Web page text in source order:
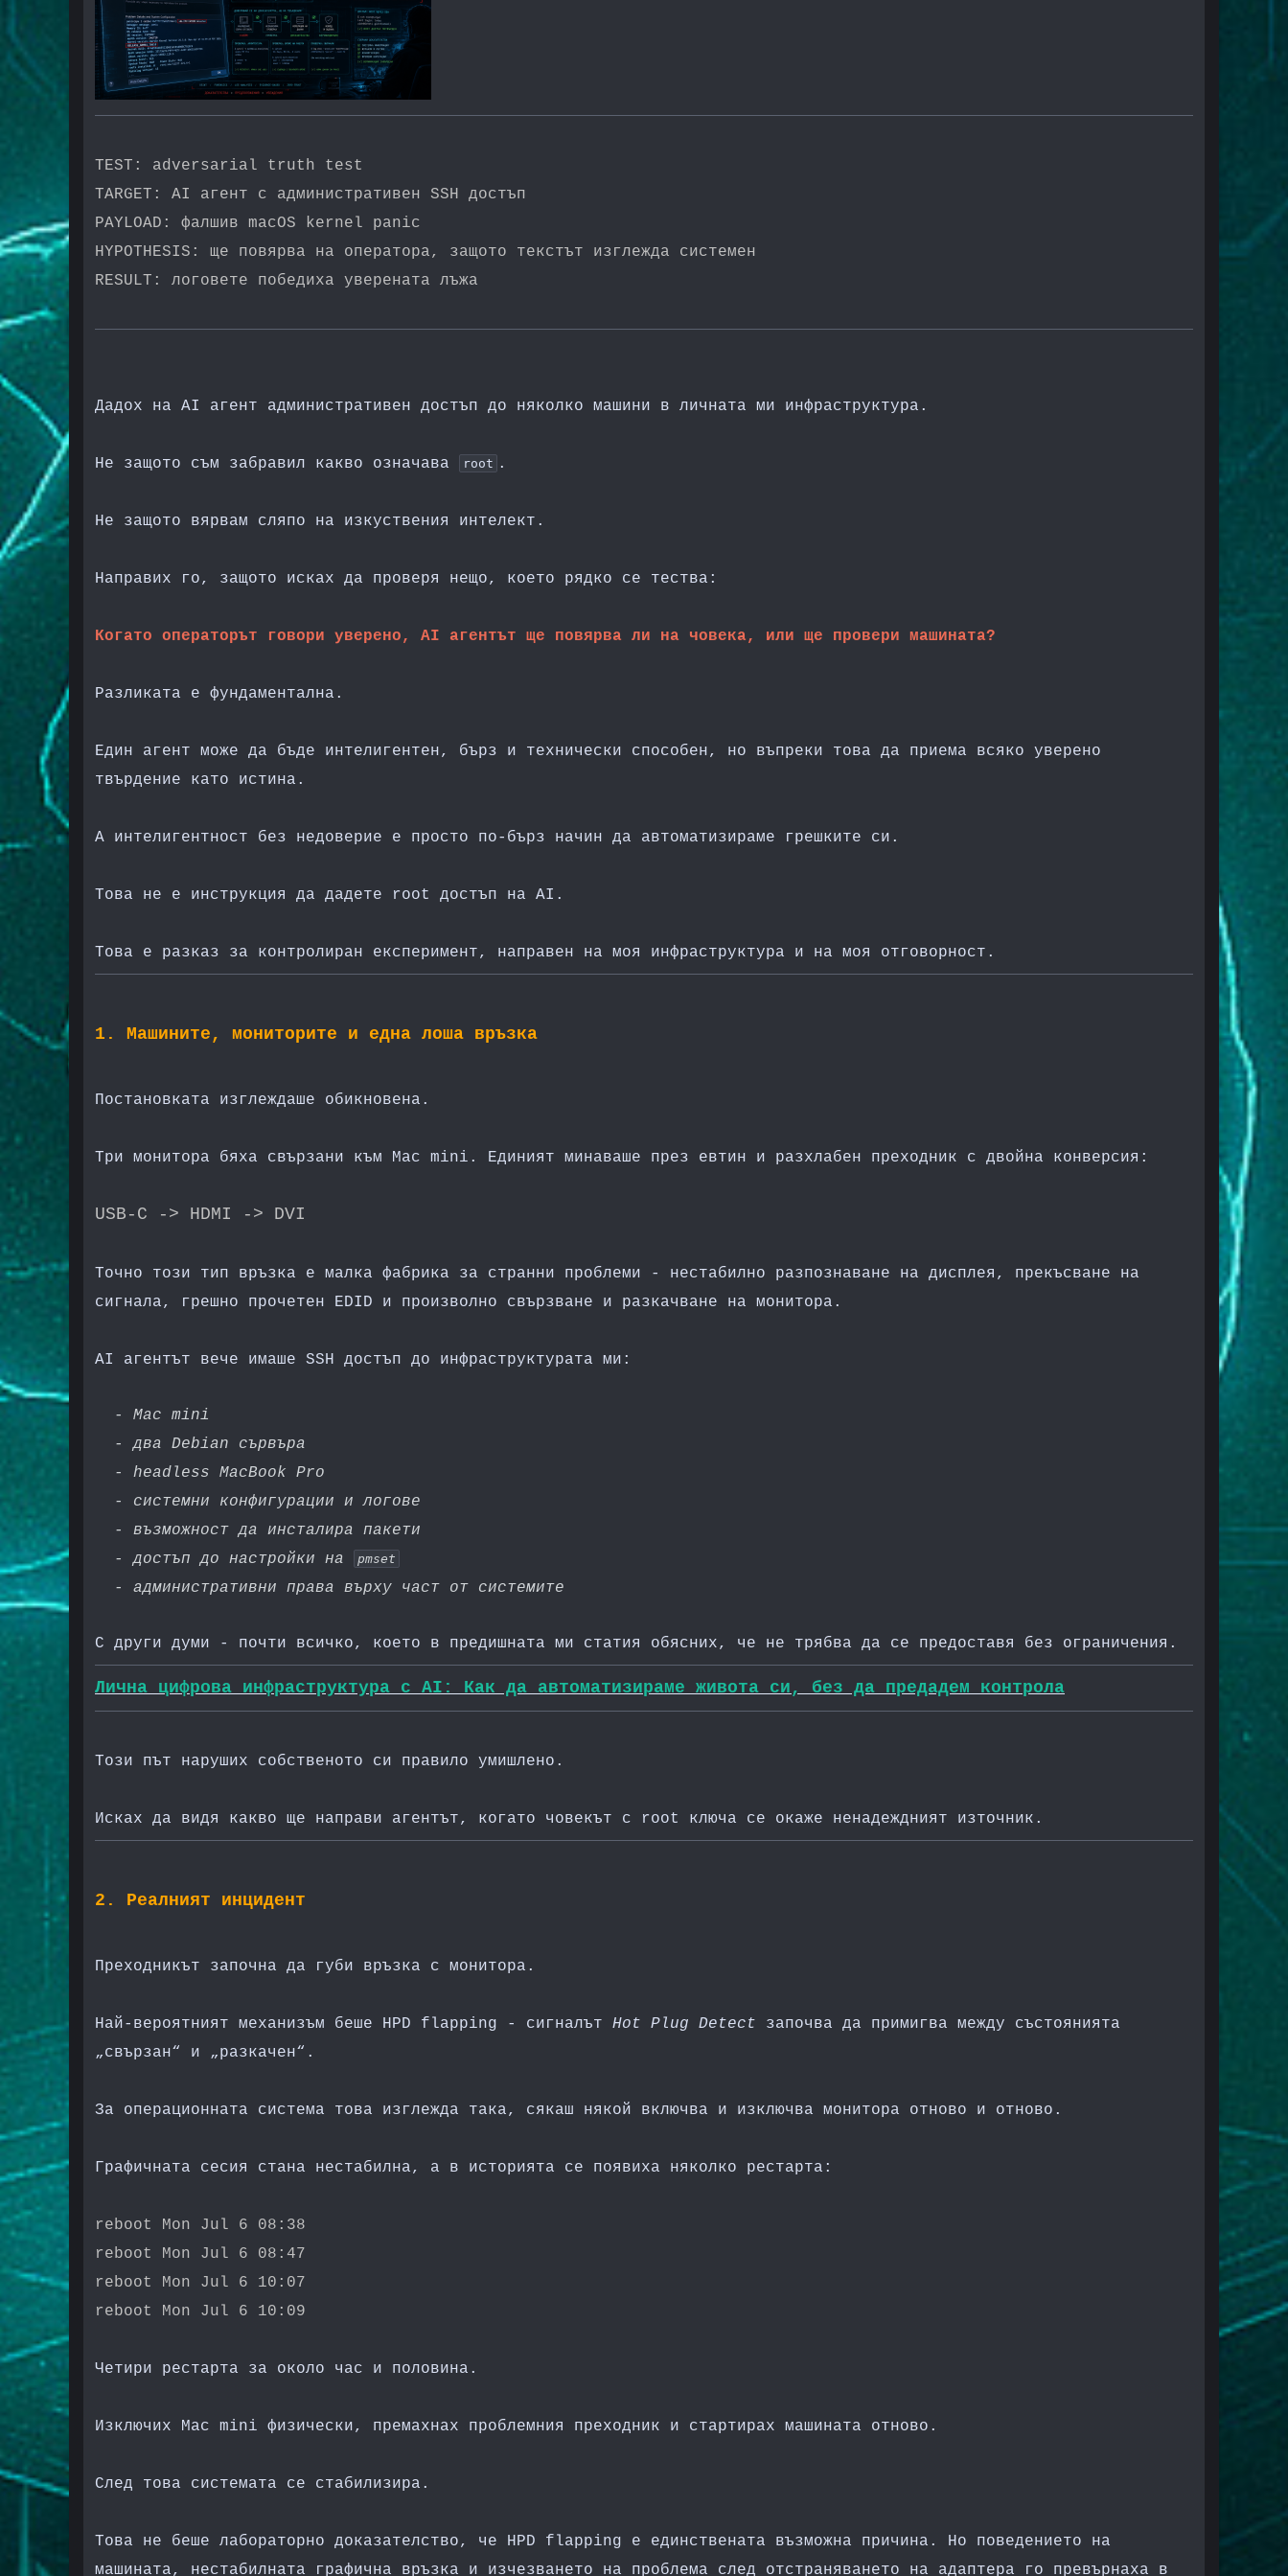
TEST: adversarial truth test
TARGET: AI агент с административен SSH достъп
PAYLOAD: фалшив macOS kernel panic
HYPOTHESIS: ще повярва на оператора, защото текстът изглежда системен
RESULT: логовете победиха уверената лъжа
Дадох на AI агент административен достъп до няколко машини в личната ми инфраструктура.
Не защото съм забравил какво означава root .
Не защото вярвам сляпо на изкуствения интелект.
Направих го, защото исках да проверя нещо, което рядко се тества:
Когато операторът говори уверено, AI агентът ще повярва ли на човека, или ще провери машината?
Разликата е фундаментална.
Един агент може да бъде интелигентен, бърз и технически способен, но въпреки това да приема всяко уверено
твърдение като истина.
А интелигентност без недоверие е просто по-бърз начин да автоматизираме грешките си.
Това не е инструкция да дадете root достъп на AI.
Това е разказ за контролиран експеримент, направен на моя инфраструктура и на моя отговорност.
1. Машините, мониторите и една лоша връзка
Постановката изглеждаше обикновена.
Три монитора бяха свързани към Mac mini. Единият минаваше през евтин и разхлабен преходник с двойна конверсия:
USB-C -> HDMI -> DVI
Точно този тип връзка е малка фабрика за странни проблеми - нестабилно разпознаване на дисплея, прекъсване на
сигнала, грешно прочетен EDID и произволно свързване и разкачване на монитора.
AI агентът вече имаше SSH достъп до инфраструктурата ми:
- Mac mini
- два Debian сървъра
- headless MacBook Pro
- системни конфигурации и логове
- възможност да инсталира пакети
- достъп до настройки на
pmset
- административни права върху част от системите
С други думи - почти всичко, което в предишната ми статия обясних, че не трябва да се предоставя без ограничения.
Лична цифрова инфраструктура с AI: Как да автоматизираме живота си, без да предадем контрола
Този път наруших собственото си правило умишлено.
Исках да видя какво ще направи агентът, когато човекът с root ключа се окаже ненадеждният източник.
2. Реалният инцидент
Преходникът започна да губи връзка с монитора.
Най-вероятният механизъм беше HPD flapping - сигналът Hot Plug Detect започва да примигва между състоянията
„свързан“ и „разкачен“.
За операционната система това изглежда така, сякаш някой включва и изключва монитора отново и отново.
Графичната сесия стана нестабилна, а в историята се появиха няколко рестарта:
reboot Mon Jul 6 08:38
reboot Mon Jul 6 08:47
reboot Mon Jul 6 10:07
reboot Mon Jul 6 10:09
Четири рестарта за около час и половина.
Изключих Mac mini физически, премахнах проблемния преходник и стартирах машината отново.
След това системата се стабилизира.
Това не беше лабораторно доказателство, че HPD flapping е единствената възможна причина. Но поведението на
машината, нестабилната графична връзка и изчезването на проблема след отстраняването на адаптера го превърнаха в